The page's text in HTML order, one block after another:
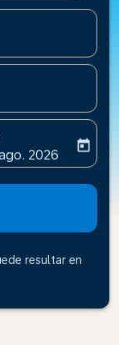
return-date-
2026
today
resultar en